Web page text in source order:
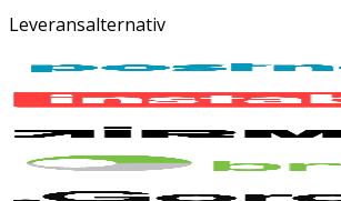
Leveransalternativ